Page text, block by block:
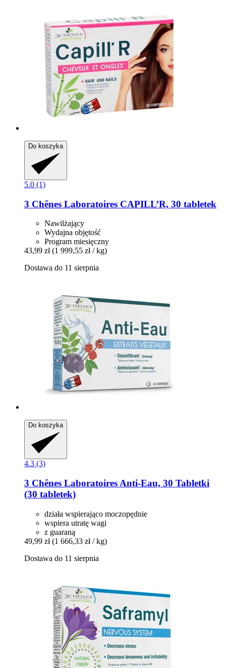
Do koszyka
5.0 (1)
3 Chênes Laboratoires CAPILL’R, 30 tabletek
Nawilżający
Wydajna objętość
Program miesięczny
43,99 zł (1 999,55 zł / kg)
Dostawa do 11 sierpnia
Do koszyka
4.3 (3)
3 Chênes Laboratoires Anti-​Eau, 30 Tabletki
(30 tabletek)
działa wspierająco moczopędnie
wspiera utratę wagi
z guaraną
49,99 zł (1 666,33 zł / kg)
Dostawa do 11 sierpnia